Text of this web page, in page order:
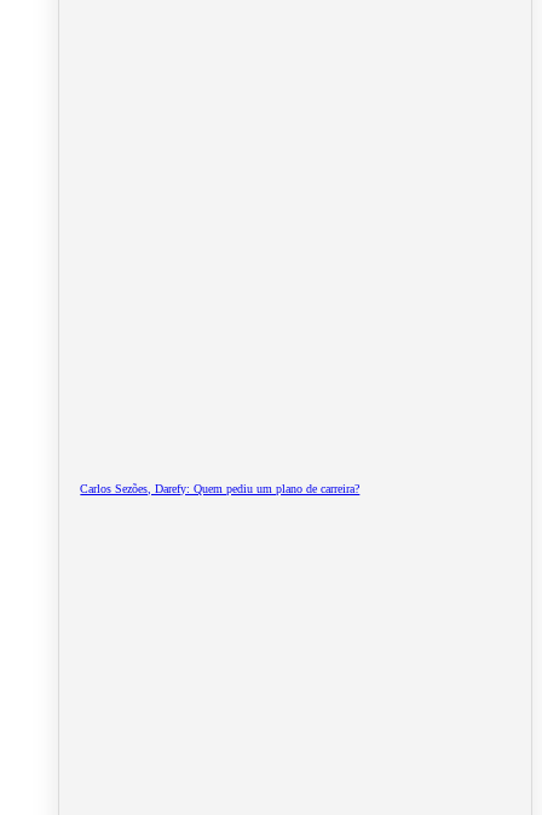
Carlos Sezões, Darefy: Quem pediu um plano de carreira?